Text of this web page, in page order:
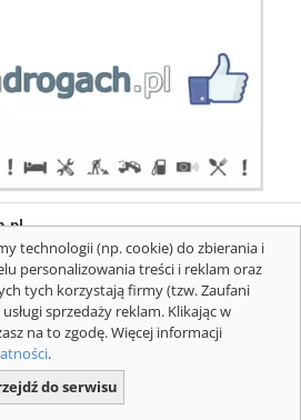
Informacje o cookies
technologii (np. cookie) do zbierania i
personalizowania treści i reklam oraz
tych korzystają firmy (tzw. Zaufani
sprzedaży reklam. Klikając w
na to zgodę. Więcej informacji
.
do serwisu